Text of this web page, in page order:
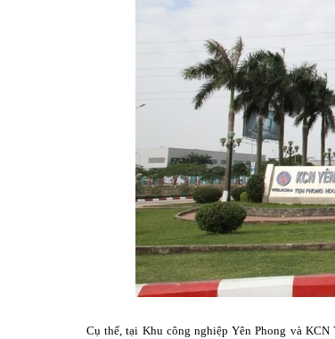
Cụ thể, tại Khu công nghiệp Yên Phong và